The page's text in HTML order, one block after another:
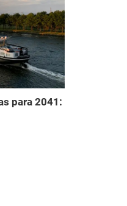
para 2041: